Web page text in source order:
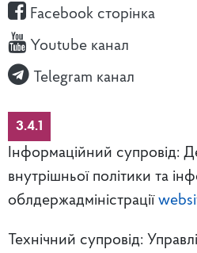
Facebook сторінка
Youtube канал
Telegram канал
3.4.1
Інформаційний супровід:
внутрішньої політики та
облдержадміністрації
Технічний супровід: